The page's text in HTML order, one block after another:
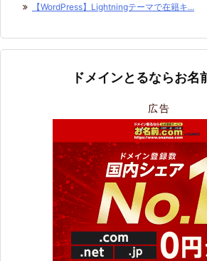
【WordPress】Lightningテーマで在籍キ...
ドメインとるならお名
広告